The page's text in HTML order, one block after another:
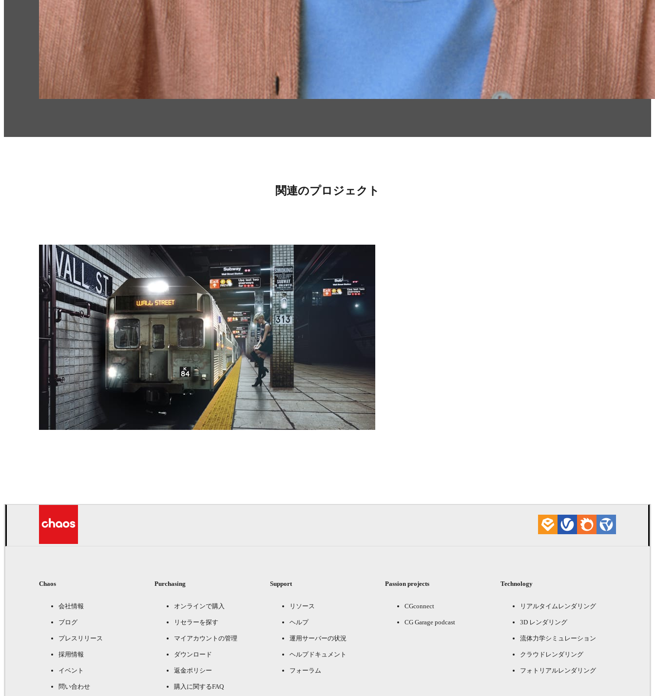
関連のプロジェクト
Chaos
会社情報
ブログ
プレスリリース
採用情報
イベント
問い合わせ
Purchasing
オンラインで購入
リセラーを探す
マイアカウントの管理
ダウンロード
返金ポリシー
購入に関するFAQ
Support
リソース
ヘルプ
運用サーバーの状況
ヘルプドキュメント
フォーラム
Passion projects
CGconnect
CG Garage podcast
Technology
リアルタイムレンダリング
3D レンダリング
流体力学シミュレーション
クラウドレンダリング
フォトリアルレンダリング